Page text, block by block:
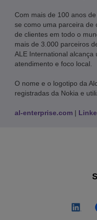
Com mais de 100 anos
se como uma parceira de
de clientes em todo o
mais de 3.000 parceiros
ALE International alcança
atendimento e foco local.
O nome e o logotipo da
registradas da Nokia e
al-enterprise.com |